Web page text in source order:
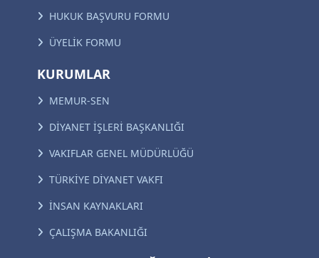
HUKUK BAŞVURU FORMU
ÜYELİK FORMU
KURUMLAR
MEMUR-SEN
DİYANET İŞLERİ BAŞKANLIĞI
VAKIFLAR GENEL MÜDÜRLÜĞÜ
TÜRKİYE DİYANET VAKFI
İNSAN KAYNAKLARI
ÇALIŞMA BAKANLIĞI